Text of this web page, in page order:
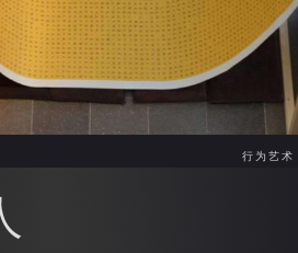
行为艺术